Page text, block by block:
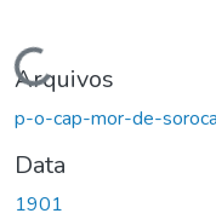
Carregando...
Arquivos
p-o-cap-mor-de-
Data
1901